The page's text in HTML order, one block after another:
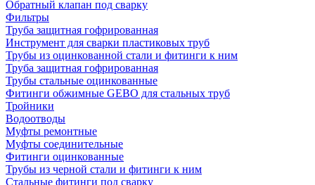
Обратный клапан под сварку
Фильтры
Труба защитная гофрированная
Инструмент для сварки пластиковых труб
Трубы из оцинкованной стали и фитинги к ним
Труба защитная гофрированная
Трубы стальные оцинкованные
Фитинги обжимные GEBO для стальных труб
Тройники
Водоотводы
Муфты ремонтные
Муфты соединительные
Фитинги оцинкованные
Трубы из черной стали и фитинги к ним
Стальные фитинги под сварку